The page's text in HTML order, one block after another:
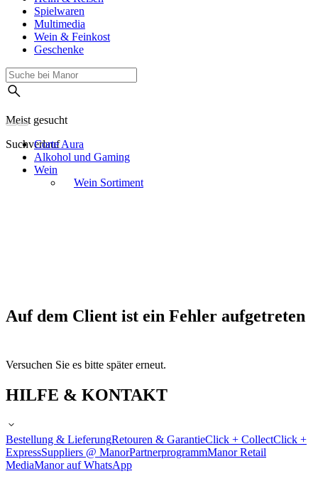
Spielwaren
Multimedia
Wein & Feinkost
Geschenke
Meist gesucht
SuchverlaufCorte Aura
Alkohol und Gaming
Wein
Wein Sortiment
Auf dem Client ist ein Fehler aufgetreten
Versuchen Sie es bitte später erneut.
HILFE & KONTAKT
Bestellung & LieferungRetouren & GarantieClick + CollectClick +
ExpressSuppliers @ ManorPartnerprogrammManor Retail
MediaManor auf WhatsApp